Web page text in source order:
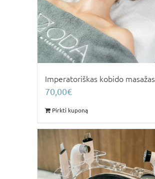
Imperatoriškas kobido masažas
70,00€
Pirkti kuponą